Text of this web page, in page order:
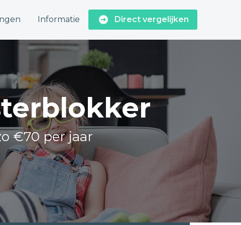
Informatie Direct vergelijken
€70 per jaar